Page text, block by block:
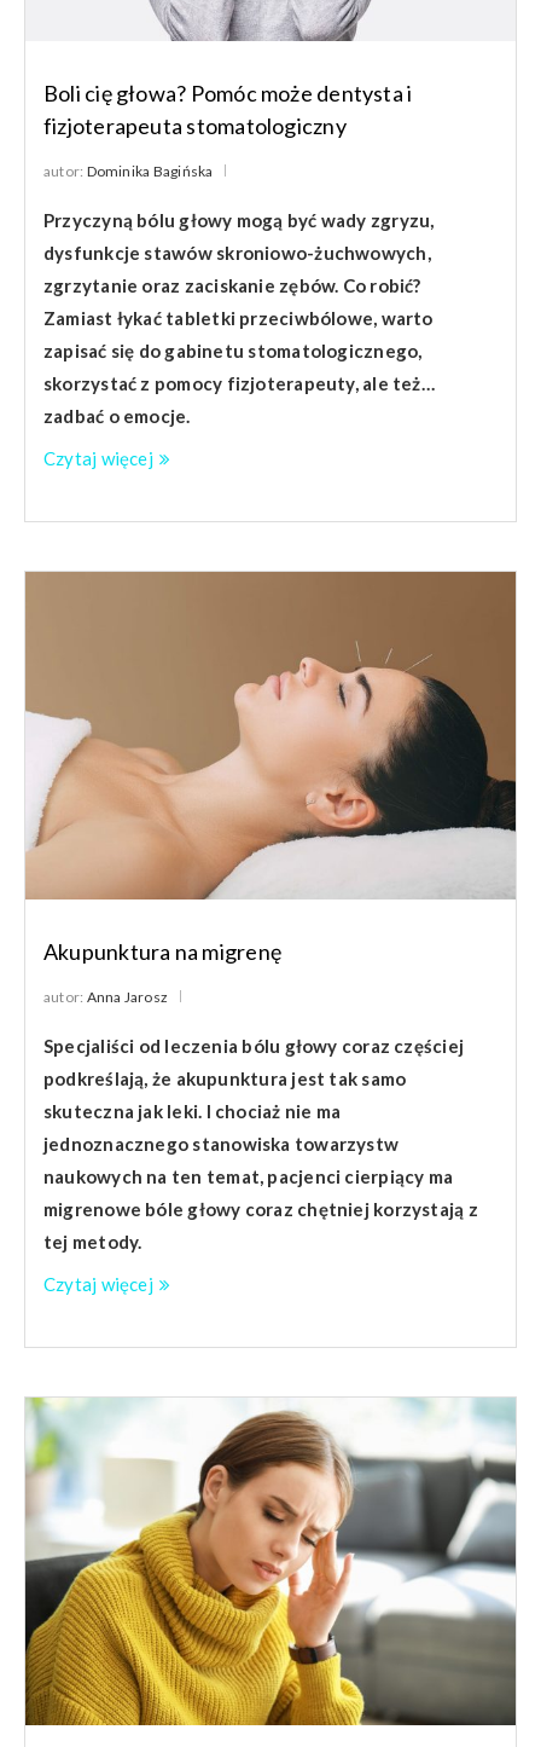
Boli cię głowa? Pomóc może dentysta i
fizjoterapeuta stomatologiczny
autor: Dominika Bagińska
Przyczyną bólu głowy mogą być wady zgryzu,
dysfunkcje stawów skroniowo-żuchwowych,
zgrzytanie oraz zaciskanie zębów. Co robić?
Zamiast łykać tabletki przeciwbólowe, warto
zapisać się do gabinetu stomatologicznego,
skorzystać z pomocy fizjoterapeuty, ale też…
zadbać o emocje.
Czytaj więcej
Akupunktura na migrenę
autor: Anna Jarosz
Specjaliści od leczenia bólu głowy coraz częściej
podkreślają, że akupunktura jest tak samo
skuteczna jak leki. I chociaż nie ma
jednoznacznego stanowiska towarzystw
naukowych na ten temat, pacjenci cierpiący ma
migrenowe bóle głowy coraz chętniej korzystają z
tej metody.
Czytaj więcej